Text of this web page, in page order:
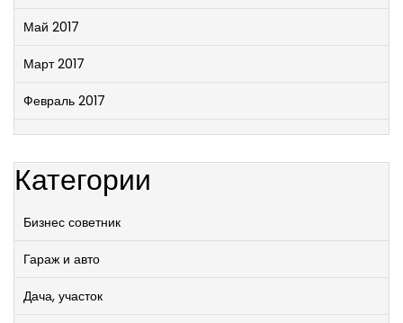
Май 2017
Март 2017
Февраль 2017
Категории
Бизнес советник
Гараж и авто
Дача, участок